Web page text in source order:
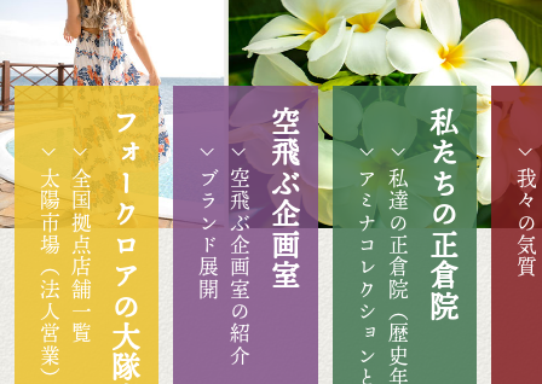
フォークロアの大隊商
全国拠点店舗一覧
太陽市場（法人営業） 空飛ぶ企画室
空飛ぶ企画室の紹介
ブランド展開 私たちの正倉院
私達の正倉院（歴史年表）
アミナコレクションとは 我々の気質